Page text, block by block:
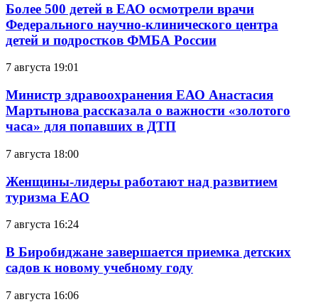
Более 500 детей в ЕАО осмотрели врачи
Федерального научно-клинического центра
детей и подростков ФМБА России
7 августа 19:01
Министр здравоохранения ЕАО Анастасия
Мартынова рассказала о важности «золотого
часа» для попавших в ДТП
7 августа 18:00
Женщины-лидеры работают над развитием
туризма ЕАО
7 августа 16:24
В Биробиджане завершается приемка детских
садов к новому учебному году
7 августа 16:06